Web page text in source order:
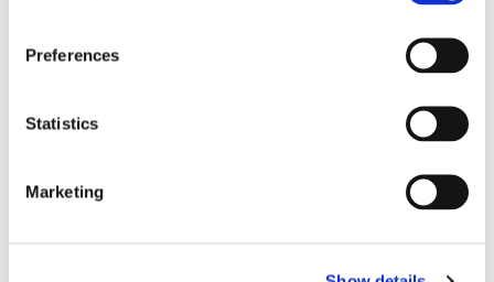
Preferences
Statistics
Marketing
Maritime köper Berg